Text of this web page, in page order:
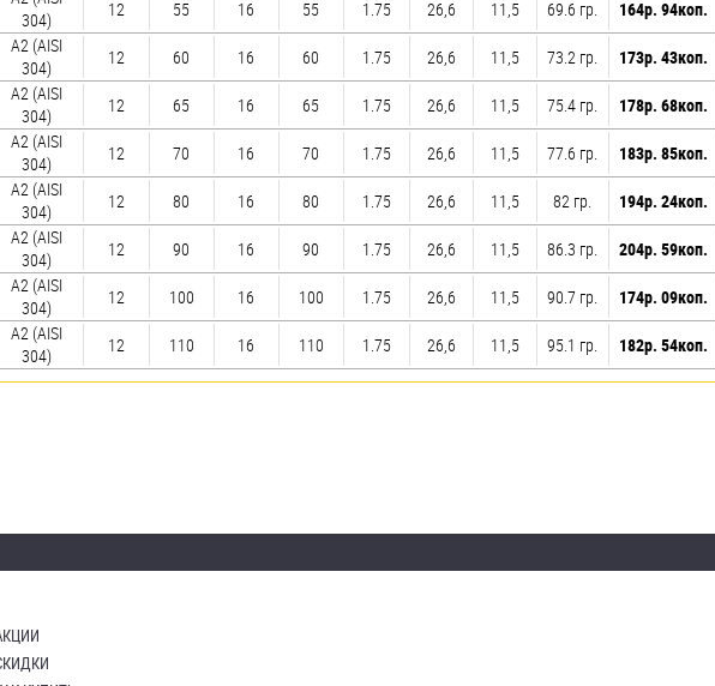
304)
12 55 16 55 1.75 26,6 11,5 69.6 гр. 164р. 94коп.
А2 (AISI
304)
12 60 16 60 1.75 26,6 11,5 73.2 гр. 173р. 43коп.
А2 (AISI
304)
12 65 16 65 1.75 26,6 11,5 75.4 гр. 178р. 68коп.
А2 (AISI
304)
12 70 16 70 1.75 26,6 11,5 77.6 гр. 183р. 85коп.
А2 (AISI
304)
12 80 16 80 1.75 26,6 11,5 82 гр. 194р. 24коп.
А2 (AISI
304)
12 90 16 90 1.75 26,6 11,5 86.3 гр. 204р. 59коп.
А2 (AISI
304)
12 100 16 100 1.75 26,6 11,5 90.7 гр. 174р. 09коп.
А2 (AISI
304)
12 110 16 110 1.75 26,6 11,5 95.1 гр. 182р. 54коп.